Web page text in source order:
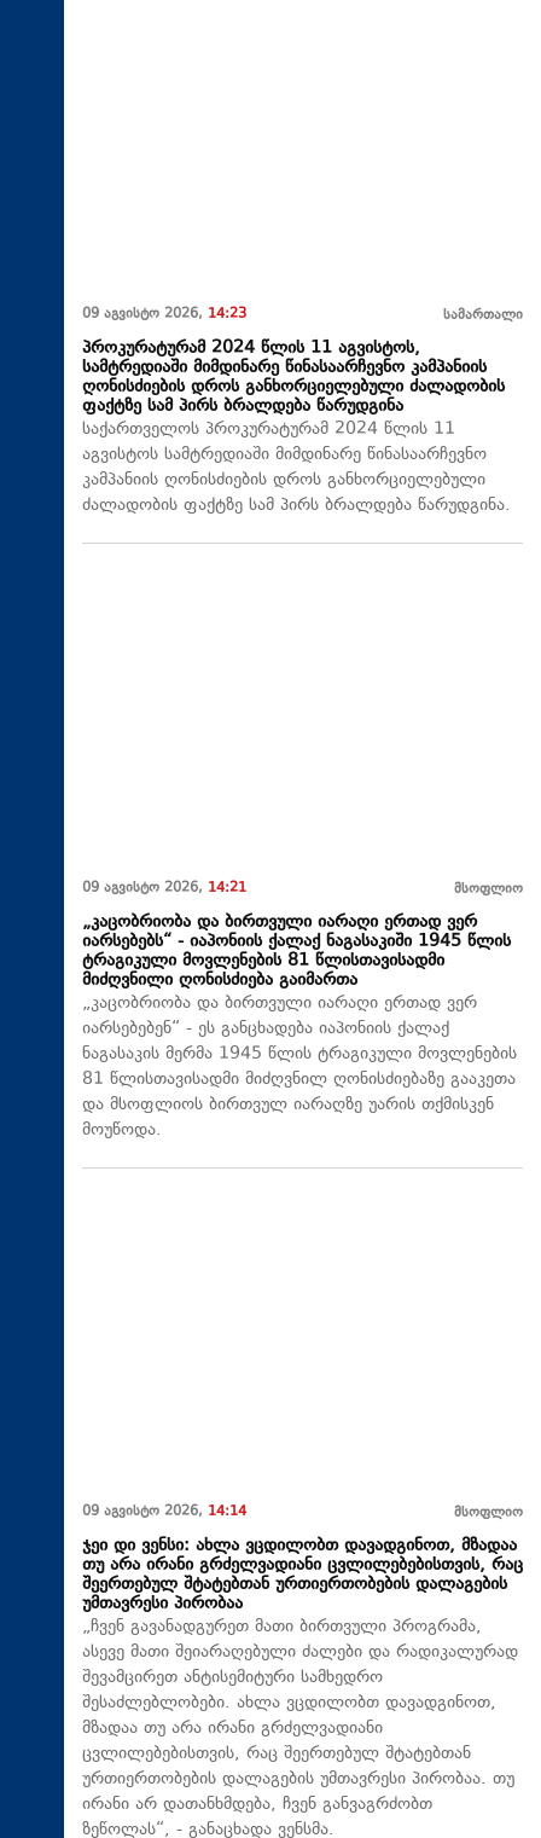
09 აგვისტო 2026, 14:23 სამართალი
პროკურატურამ 2024 წლის 11 აგვისტოს,
სამტრედიაში მიმდინარე წინასაარჩევნო კამპანიის
ღონისძიების დროს განხორციელებული ძალადობის
ფაქტზე სამ პირს ბრალდება წარუდგინა
საქართველოს პროკურატურამ 2024 წლის 11
აგვისტოს სამტრედიაში მიმდინარე წინასაარჩევნო
კამპანიის ღონისძიების დროს განხორციელებული
ძალადობის ფაქტზე სამ პირს ბრალდება წარუდგინა.
09 აგვისტო 2026, 14:21 მსოფლიო
„კაცობრიობა და ბირთვული იარაღი ერთად ვერ
იარსებებს“ - იაპონიის ქალაქ ნაგასაკიში 1945 წლის
ტრაგიკული მოვლენების 81 წლისთავისადმი
მიძღვნილი ღონისძიება გაიმართა
„კაცობრიობა და ბირთვული იარაღი ერთად ვერ
იარსებებენ“ - ეს განცხადება იაპონიის ქალაქ
ნაგასაკის მერმა 1945 წლის ტრაგიკული მოვლენების
81 წლისთავისადმი მიძღვნილ ღონისძიებაზე გააკეთა
და მსოფლიოს ბირთვულ იარაღზე უარის თქმისკენ
მოუწოდა.
09 აგვისტო 2026, 14:14 მსოფლიო
ჯეი დი ვენსი: ახლა ვცდილობთ დავადგინოთ, მზადაა
თუ არა ირანი გრძელვადიანი ცვლილებებისთვის, რაც
შეერთებულ შტატებთან ურთიერთობების დალაგების
უმთავრესი პირობაა
„ჩვენ გავანადგურეთ მათი ბირთვული პროგრამა,
ასევე მათი შეიარაღებული ძალები და რადიკალურად
შევამცირეთ ანტისემიტური სამხედრო
შესაძლებლობები. ახლა ვცდილობთ დავადგინოთ,
მზადაა თუ არა ირანი გრძელვადიანი
ცვლილებებისთვის, რაც შეერთებულ შტატებთან
ურთიერთობების დალაგების უმთავრესი პირობაა. თუ
ირანი არ დათანხმდება, ჩვენ განვაგრძობთ
ზეწოლას“, - განაცხადა ვენსმა.